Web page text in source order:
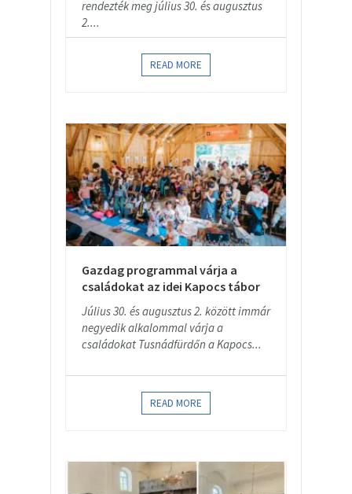
rendezték meg július 30. és augusztus
2....
READ MORE
Gazdag programmal várja a
családokat az idei Kapocs tábor
Július 30. és augusztus 2. között immár
negyedik alkalommal várja a
családokat Tusnádfürdőn a Kapocs...
READ MORE